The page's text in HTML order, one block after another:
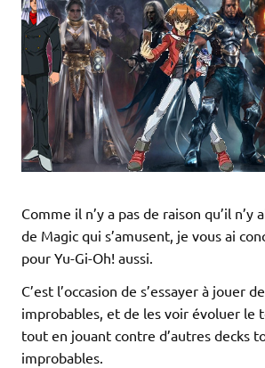
Comme il n’y a pas de raison qu’il n’y
de Magic qui s’amusent, je vous ai
pour Yu-Gi-Oh! aussi.
C’est l’occasion de s’essayer à jouer
improbables, et de les voir évoluer le
tout en jouant contre d’autres decks
improbables.